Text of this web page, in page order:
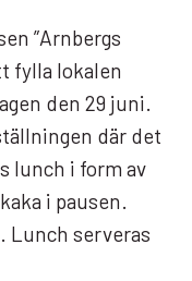
”Arnbergs
fylla lokalen
den 29 juni.
där det
lunch i form av
i pausen.
Lunch serveras